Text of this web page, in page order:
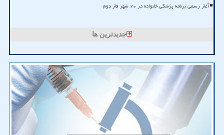
آغاز رسمی برنامه پزشکی خانواده در ۲۰ شهر فاز دوم
جدیدترین ها